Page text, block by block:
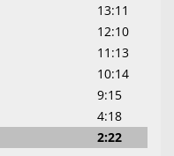
13:11
12:10
11:13
10:14
9:15
4:18
2:22